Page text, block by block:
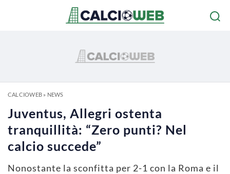
CALCIOWEB» NEWS
Juventus, Allegri ostenta
tranquillità: “Zero punti? Nel
calcio succede”
Nonostante la sconfitta per 2-1 con la Roma e il